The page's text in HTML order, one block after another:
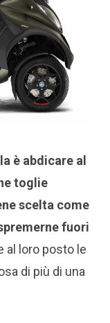
è abdicare al
toglie
scelta come
fuori
al loro posto le
di più di una